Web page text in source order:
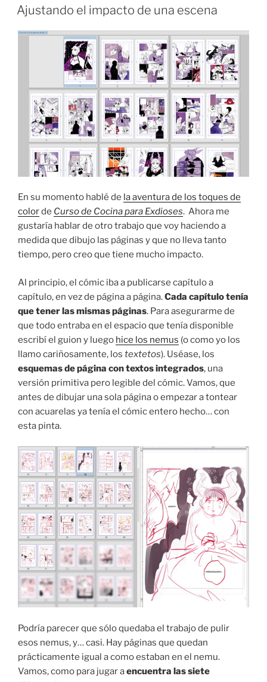
cómic
ON
Ajustando el impacto de una escena
En su momento hablé de la aventura de los toques de
colorde Curso de Cocina para Exdioses. Ahora me
gustaría hablar de otro trabajo que voy haciendo a
medida que dibujo las páginas y que no lleva tanto
tiempo, pero creo que tiene mucho impacto.
Al principio, el cómic iba a publicarse capítulo a
capítulo, en vez de página a página.Cada capítulo tenía
que tener las mismas páginas. Para asegurarme de
que todo entraba en el espacio que tenía disponible
escribí el guion y luego hice los nemus (o como yo los
llamo cariñosamente, los textetos). Uséase, los
esquemas de página con textos integrados, una
versión primitiva pero legible del cómic. Vamos, que
antes de dibujar una sola página o empezar a tontear
con acuarelas ya tenía el cómic entero hecho… con
esta pinta.
Podría parecer que sólo quedaba el trabajo de pulir
esos nemus, y… casi. Hay páginas que quedan
prácticamente igual a como estaban en el nemu.
Vamos, como para jugar aencuentra las siete